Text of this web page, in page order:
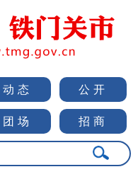
动态 公开
团场 招商